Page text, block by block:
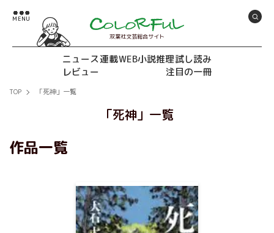
双葉社文芸総合サイト
ニュース連載WEB小説推理試し読み
レビュー
注目の一冊
TOP 「死神」一覧
「死神」一覧
作品一覧